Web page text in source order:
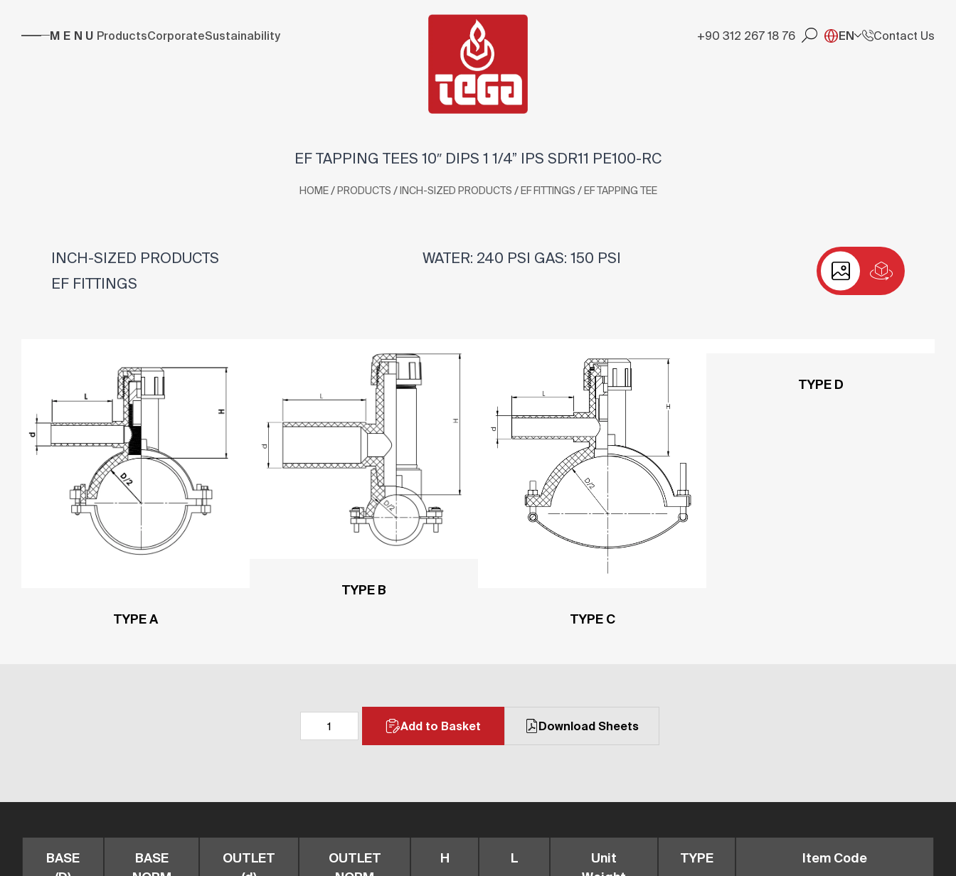
MENU ProductsCorporateSustainability +90 312 267 18 76 EN Contact Us
EF TAPPING TEES 10″ DIPS 1 1/4” IPS SDR11 PE100-RC
HOME / PRODUCTS / INCH-SIZED PRODUCTS / EF FITTINGS / EF TAPPING TEE
INCH-SIZED PRODUCTS
EF FITTINGS
WATER: 240 PSI GAS: 150 PSI
TYPE A
TYPE B
TYPE C
TYPE D
Add to Basket Download Sheets
BASE
BASE
OUTLET
OUTLET
H L
Unit
TYPE Item Code